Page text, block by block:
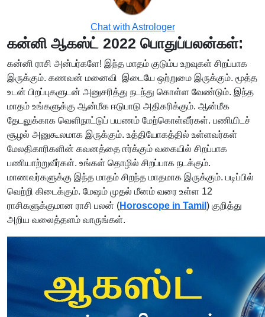
Chat with Astrologer
கன்னி ஆகஸ்ட் 2022 பொதுப்பலன்கள்:
கன்னி ராசி அன்பர்களே! இந்த மாதம் குடும்ப உறவுகள் சிறப்பாக
இருக்கும். கணவன் மனைவி இடையே ஒற்றுமை இருக்கும். மூத்த
உடன் பிறப்புகளுடன் அனுசரித்து நடந்து கொள்ள வேண்டும். இந்த
மாதம் உங்களுக்கு ஆன்மீக ஈடுபாடு அதிகரிக்கும். ஆன்மீக
தேடலுக்காக வெளிநாட்டுப் பயணம் மேற்கொள்வீர்கள். பணியிடச்
சூழல் அனுகூலமாக இருக்கும். உத்தியோகத்தில் உள்ளவர்கள்
மேலதிகாரிகளின் கவனத்தை ஈர்க்கும் வகையில் சிறப்பாக
பணியாற்றுவீர்கள். உங்கள் தொழில் சிறப்பாக நடக்கும்.
மாணவர்களுக்கு இந்த மாதம் சிறந்த மாதமாக இருக்கும். படிப்பில்
வெற்றி கிடைக்கும். மேஷம் முதல் மீனம் வரை உள்ள 12
ராசிகளுக்குமான ராசி பலன் (Horoscope in Tamil ) குறித்து
அறிய வலைத்தளம் வாருங்கள்.